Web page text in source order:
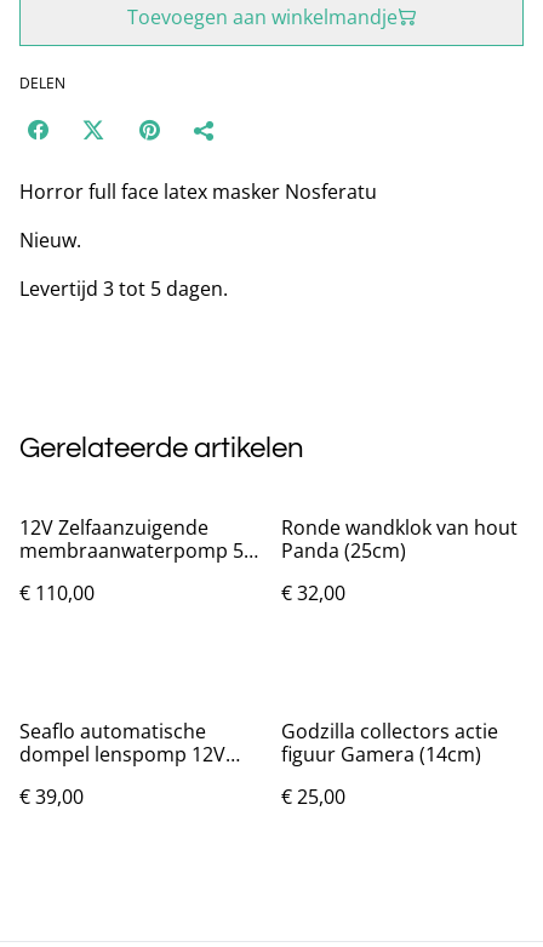
Toevoegen aan winkelmandje
DELEN
Horror full face latex masker Nosferatu
Nieuw.
Levertijd 3 tot 5 dagen.
Gerelateerde artikelen
12V Zelfaanzuigende
membraanwaterpomp 5.0
€ 110,00
Ronde wandklok van hout
Panda (25cm)
€ 32,00
Seaflo automatische
dompel lenspomp 12V
€ 39,00
Godzilla collectors actie
figuur Gamera (14cm)
€ 25,00